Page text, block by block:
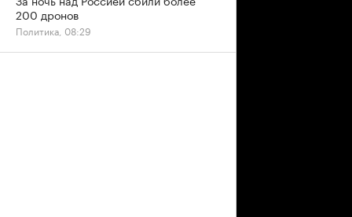
200 дронов
Политика, 08:29